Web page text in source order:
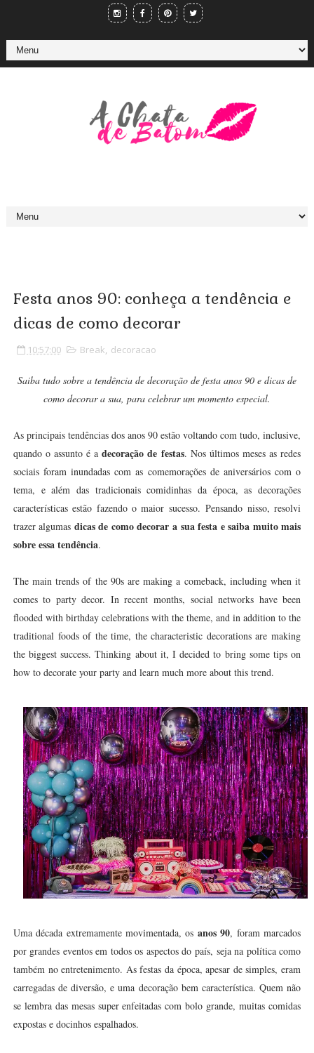
Festa anos 90: conheça a tendência e
dicas de como decorar
10:57:00 Break, decoracao
Saiba tudo sobre a tendência de decoração de festa anos 90 e dicas de
como decorar a sua, para celebrar um momento especial.
As principais tendências dos anos 90 estão voltando com tudo, inclusive,
quando o assunto é adecoração de festas. Nos últimos meses as redes
sociais foram inundadas com as comemorações de aniversários com o
tema, e além das tradicionais comidinhas da época, as decorações
características estão fazendo o maior sucesso.Pensando nisso, resolvi
trazer algumas dicas de como decorar a sua festa e saiba muito mais
sobre essa tendência.
The main trends of the 90s are making a comeback, including when it
comes to party decor. In recent months, social networks have been
flooded with birthday celebrations with the theme, and in addition to the
traditional foods of the time, the characteristic decorations are making
the biggest success. Thinking about it, I decided to bring some tips on
how to decorate your party and learn much more about this trend.
Uma década extremamente movimentada, os anos 90, foram marcados
por grandes eventos em todos os aspectos do país, seja na política como
também no entretenimento. As festas da época, apesar de simples, eram
carregadas de diversão, e uma decoração bem característica. Quem não
se lembra das mesas super enfeitadas com bolo grande, muitas comidas
expostas e docinhos espalhados.